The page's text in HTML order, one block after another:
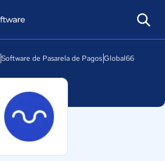
Software de Pasarela de PagosGlobal66